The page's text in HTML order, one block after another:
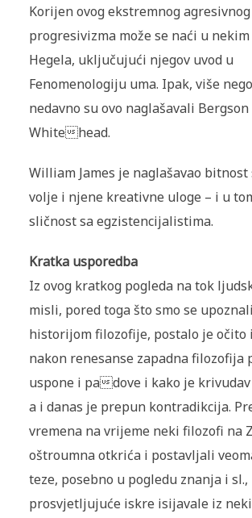
Korijen ovog ekstremnog agresivnog
progresivizma može se naći u
Hegela, uključujući njegov uvod u
Fenomenologiju uma. Ipak, više
nedavno su ovo naglašavali Bergson
Whitehead.
William James je naglašavao bitnost
volje i njene kreativne uloge – i u
sličnost sa egzistencijalistima.
Kratka usporedba
Iz ovog kratkog pogleda na tok
misli, pored toga što smo se
historijom filozofije, postalo je očito
nakon renesanse zapadna filozofija
uspone i padove i kako je
a i danas je prepun kontradikcija.
vremena na vrijeme neki filozofi na
oštroumna otkrića i postavljali
teze, posebno u pogledu znanja i
prosvjetljujuće iskre isijavale iz